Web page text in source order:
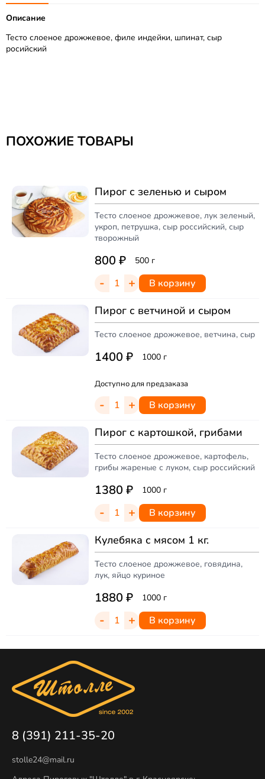
Описание
Тесто слоеное дрожжевое, филе индейки, шпинат, сыр
росийский
ПОХОЖИЕ ТОВАРЫ
Пирог с зеленью и сыром
Тесто слоеное дрожжевое, лук зеленый,
укроп, петрушка, сыр российский, сыр
творожный
800 ₽ 500 г
- + В корзину
Пирог с ветчиной и сыром
Тесто слоеное дрожжевое, ветчина, сыр
1400 ₽ 1000 г
Доступно для предзаказа
- + В корзину
Пирог с картошкой, грибами
Тесто слоеное дрожжевое, картофель,
грибы жареные с луком, сыр российский
1380 ₽ 1000 г
- + В корзину
Кулебяка с мясом 1 кг.
Тесто слоеное дрожжевое, говядина,
лук, яйцо куриное
1880 ₽ 1000 г
- + В корзину
8 (391) 211-35-20
stolle24@mail.ru